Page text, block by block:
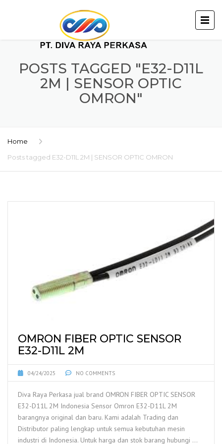
POSTS TAGGED "E32-D11L
2M | SENSOR OPTIC
OMRON"
Home
Posts tagged E32-D11L 2M | SENSOR OPTIC OMRON
OMRON FIBER OPTIC SENSOR
E32-D11L 2M
04/24/2025 NO COMMENTS
Diva Raya Perkasa jual brand OMRON FIBER OPTIC SENSOR
E32-D11L 2M Indonesia Sensor Omron E32-D11L 2M
barangnya original dan baru. Kami adalah Trading dan
Distributor paling lengkap untuk semua kebutuhan mesin
industri di Indonesia. Untuk harga dan stok barang hubungi …